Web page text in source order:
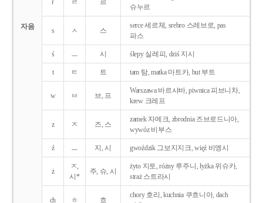
자음
r ㄹ 르
슈누르
s ㅅ 스
serce 세르체, srebro 스레브로, pas
파스
ś ㅡ 시 ślepy 실레피, dziś 지시
t ㅌ 트 tam 탐, matka 마트카, but 부트
w ㅂ 브, 프
Warszawa 바르샤바, piwnica 피브니차,
krew 크레프
z ㅈ 즈, 스
zamek 자메크, zbrodnia 즈브로드니아,
wywóz 비부스
ź ㅡ 지, 시 gwoździk 그보지지크, więź 비엥시
ż
ㅈ,
시*
주, 슈, 시
żyto 지토, różny 루주니, łyżka 위슈카,
straż 스트라시
ch ㅎ 흐
chory 호리, kuchnia 쿠흐니아, dach